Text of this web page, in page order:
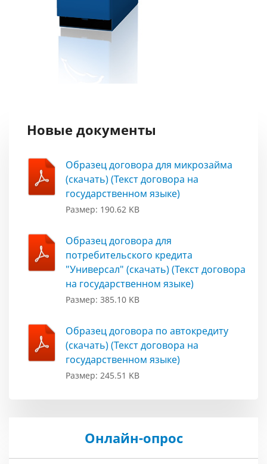
Новые документы
Образец договора для микрозайма
(скачать) (Текст договора на
государственном языке)
Размер: 190.62 KB
Образец договора для
потребительского кредита
"Универсал" (скачать) (Текст договора
на государственном языке)
Размер: 385.10 KB
Образец договора по автокредиту
(скачать) (Текст договора на
государственном языке)
Размер: 245.51 KB
Онлайн-опрос